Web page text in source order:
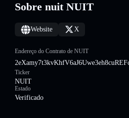
Sobre nuit NUIT
Website X
Endereço do Contrato de NUIT
Ticker
NUIT
Estado
Verificado